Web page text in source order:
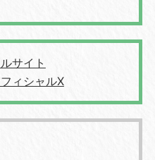
サイト
ィシャルX